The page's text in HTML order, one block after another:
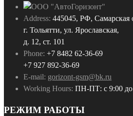
Address: 445045, РФ, Самарская
г. Тольятти, ул. Ярославская,
д. 12, ст. 101
Phone: +7 8482 62-36-69
+7 927 892-36-69
E-mail: gorizont-gsm@bk.ru
Working Hours: ПН-ПТ: с 9:00 до
РЕЖИМ РАБОТЫ